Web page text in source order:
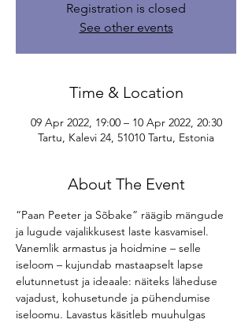
Registration is closed
See other events
Time & Location
09 Apr 2022, 19:00 – 10 Apr 2022, 20:30
Tartu, Kalevi 24, 51010 Tartu, Estonia
About The Event
“Paan Peeter ja Sõbake” räägib mängude
ja lugude vajalikkusest laste kasvamisel.
Vanemlik armastus ja hoidmine – selle
iseloom – kujundab mastaapselt lapse
elutunnetust ja ideaale: näiteks läheduse
vajadust, kohusetunde ja pühendumise
iseloomu. Lavastus käsitleb muuhulgas